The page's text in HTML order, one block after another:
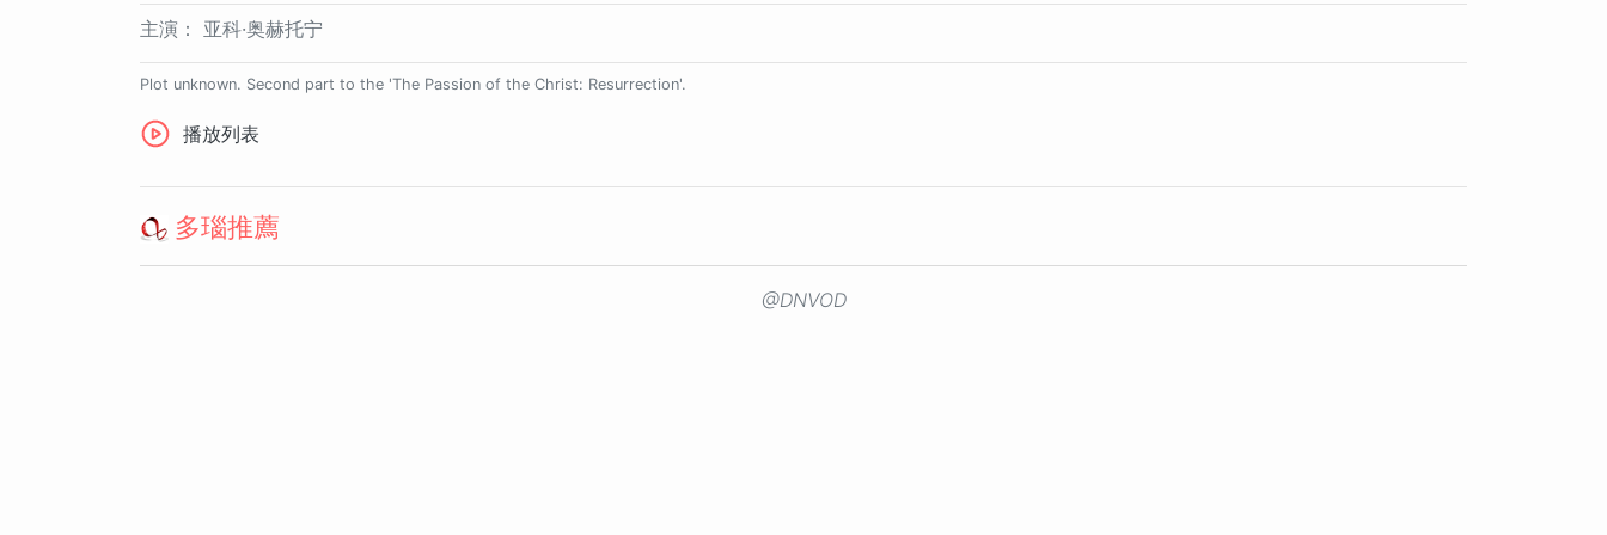
主演： 亚科·奥赫托宁
Plot unknown. Second part to the 'The Passion of the Christ: Resurrection'.
播放列表
多瑙推薦
@DNVOD